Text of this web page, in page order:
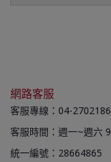
網路客服
客服專線：04-
客服時間：週一~週六
統一編號：28664865